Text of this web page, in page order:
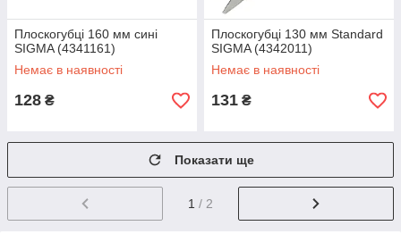
Плоскогубці 160 мм сині
SIGMA (4341161)
Немає в наявності
128 ₴
Плоскогубці 130 мм Standard
SIGMA (4342011)
Немає в наявності
131 ₴
Показати ще
1 / 2